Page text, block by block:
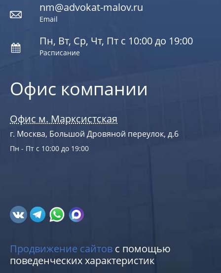
Офис компании
Офис м. Марксистская
г. Москва, Большой Дровяной переулок, д.6
Пн - Пт с 10:00 до 19:00
nm@advokat-malov.ru
Email
Пн, Вт, Ср, Чт, Пт с 10:00 до 19:00
Расписание
Продвижение сайтов с помощью
поведенческих характеристик